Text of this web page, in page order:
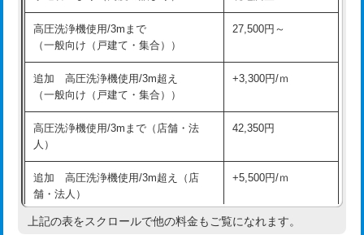
追加人工 16,500円
廃棄・処分 現場見積
※給水管工事は20mmまでの価格です。
持込商品取付（混合水栓）
持込商品取付（浄水器・分岐水栓） 16,500円
業）
排水管工事（追加 排水管工事/3ｍ超
え）
高圧洗浄機使用/3mまで
（一般向け（戸建て・集合））
27,500円～
追加 高圧洗浄機使用/3m超え
（一般向け（戸建て・集合））
+3,300円/ｍ
高圧洗浄機使用/3mまで（店舗・法
人）
42,350円
追加 高圧洗浄機使用/3m超え（店
舗・法人）
+5,500円/ｍ
高度高圧洗浄換 現地調査
上記の表をスクロールで他の料金もご覧になれます。